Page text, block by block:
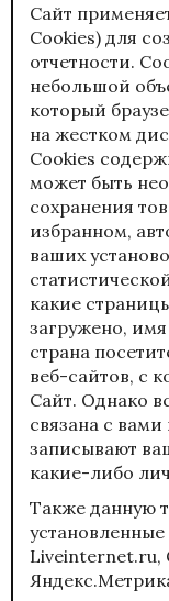
Сайт
Cookies) для
отчетности.
небольшой
который
на жестком
Cookies
может быть
сохранения
избранном,
ваших
какие
загружено,
страна
веб-сайтов, с
Сайт. Однако
связана с
записывают
какие-либо
Также данную
установленные
Liveinternet.ru,